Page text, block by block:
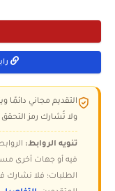
التقديم مجاني دائمًا
ولا تُشارك رمز التحقق
تنويه الروابط:
فيه أو جهات أخرى
الطلبات؛ فلا نشارك